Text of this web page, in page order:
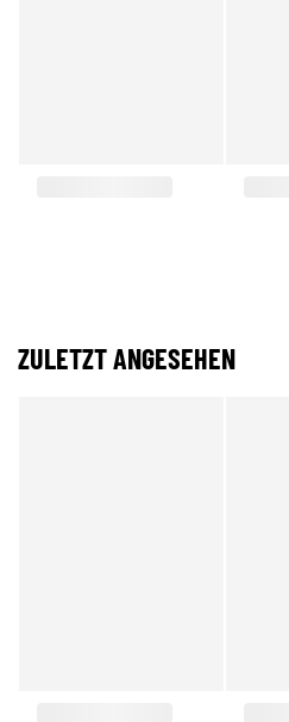
ZULETZT ANGESEHEN